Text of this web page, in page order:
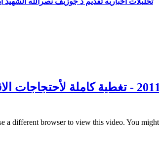
تحاليل اخبارية - حلقة 1 أكتوبر 2011 -
a different browser to view this video. You